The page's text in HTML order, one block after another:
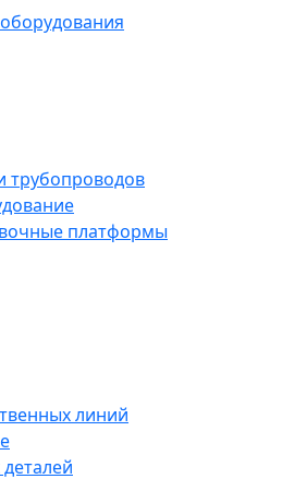
трубопроводов
платформы
линий